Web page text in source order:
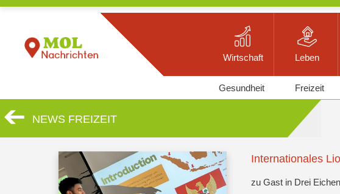
Wirtschaft Leben
Gesundheit Freizeit
NEWS FREIZEIT
Internationales
zu Gast in Drei